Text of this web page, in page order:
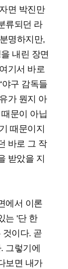
면 박진만
류되던 라
명하지만,
내린 장면
기서 바로
구 감독들
가 뭔지 아
문이 아닙
때문이지
바로 그 작
받았을 지
에서 이론
는 '단 한
것이다. 곧
그렇기에
보면 내가